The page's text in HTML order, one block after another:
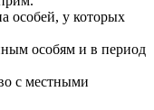
особей, у которых
особям и в период
с местными